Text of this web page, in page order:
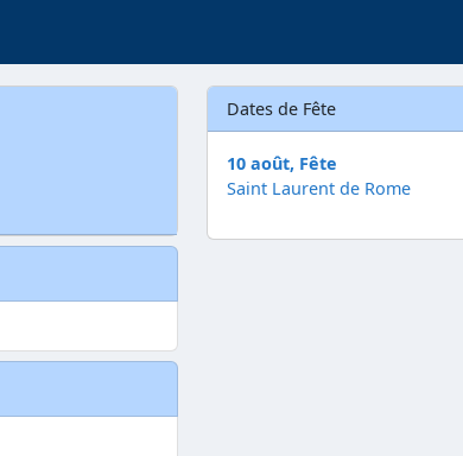
Dates de Fête
10 août, Fête
Saint Laurent de Rome